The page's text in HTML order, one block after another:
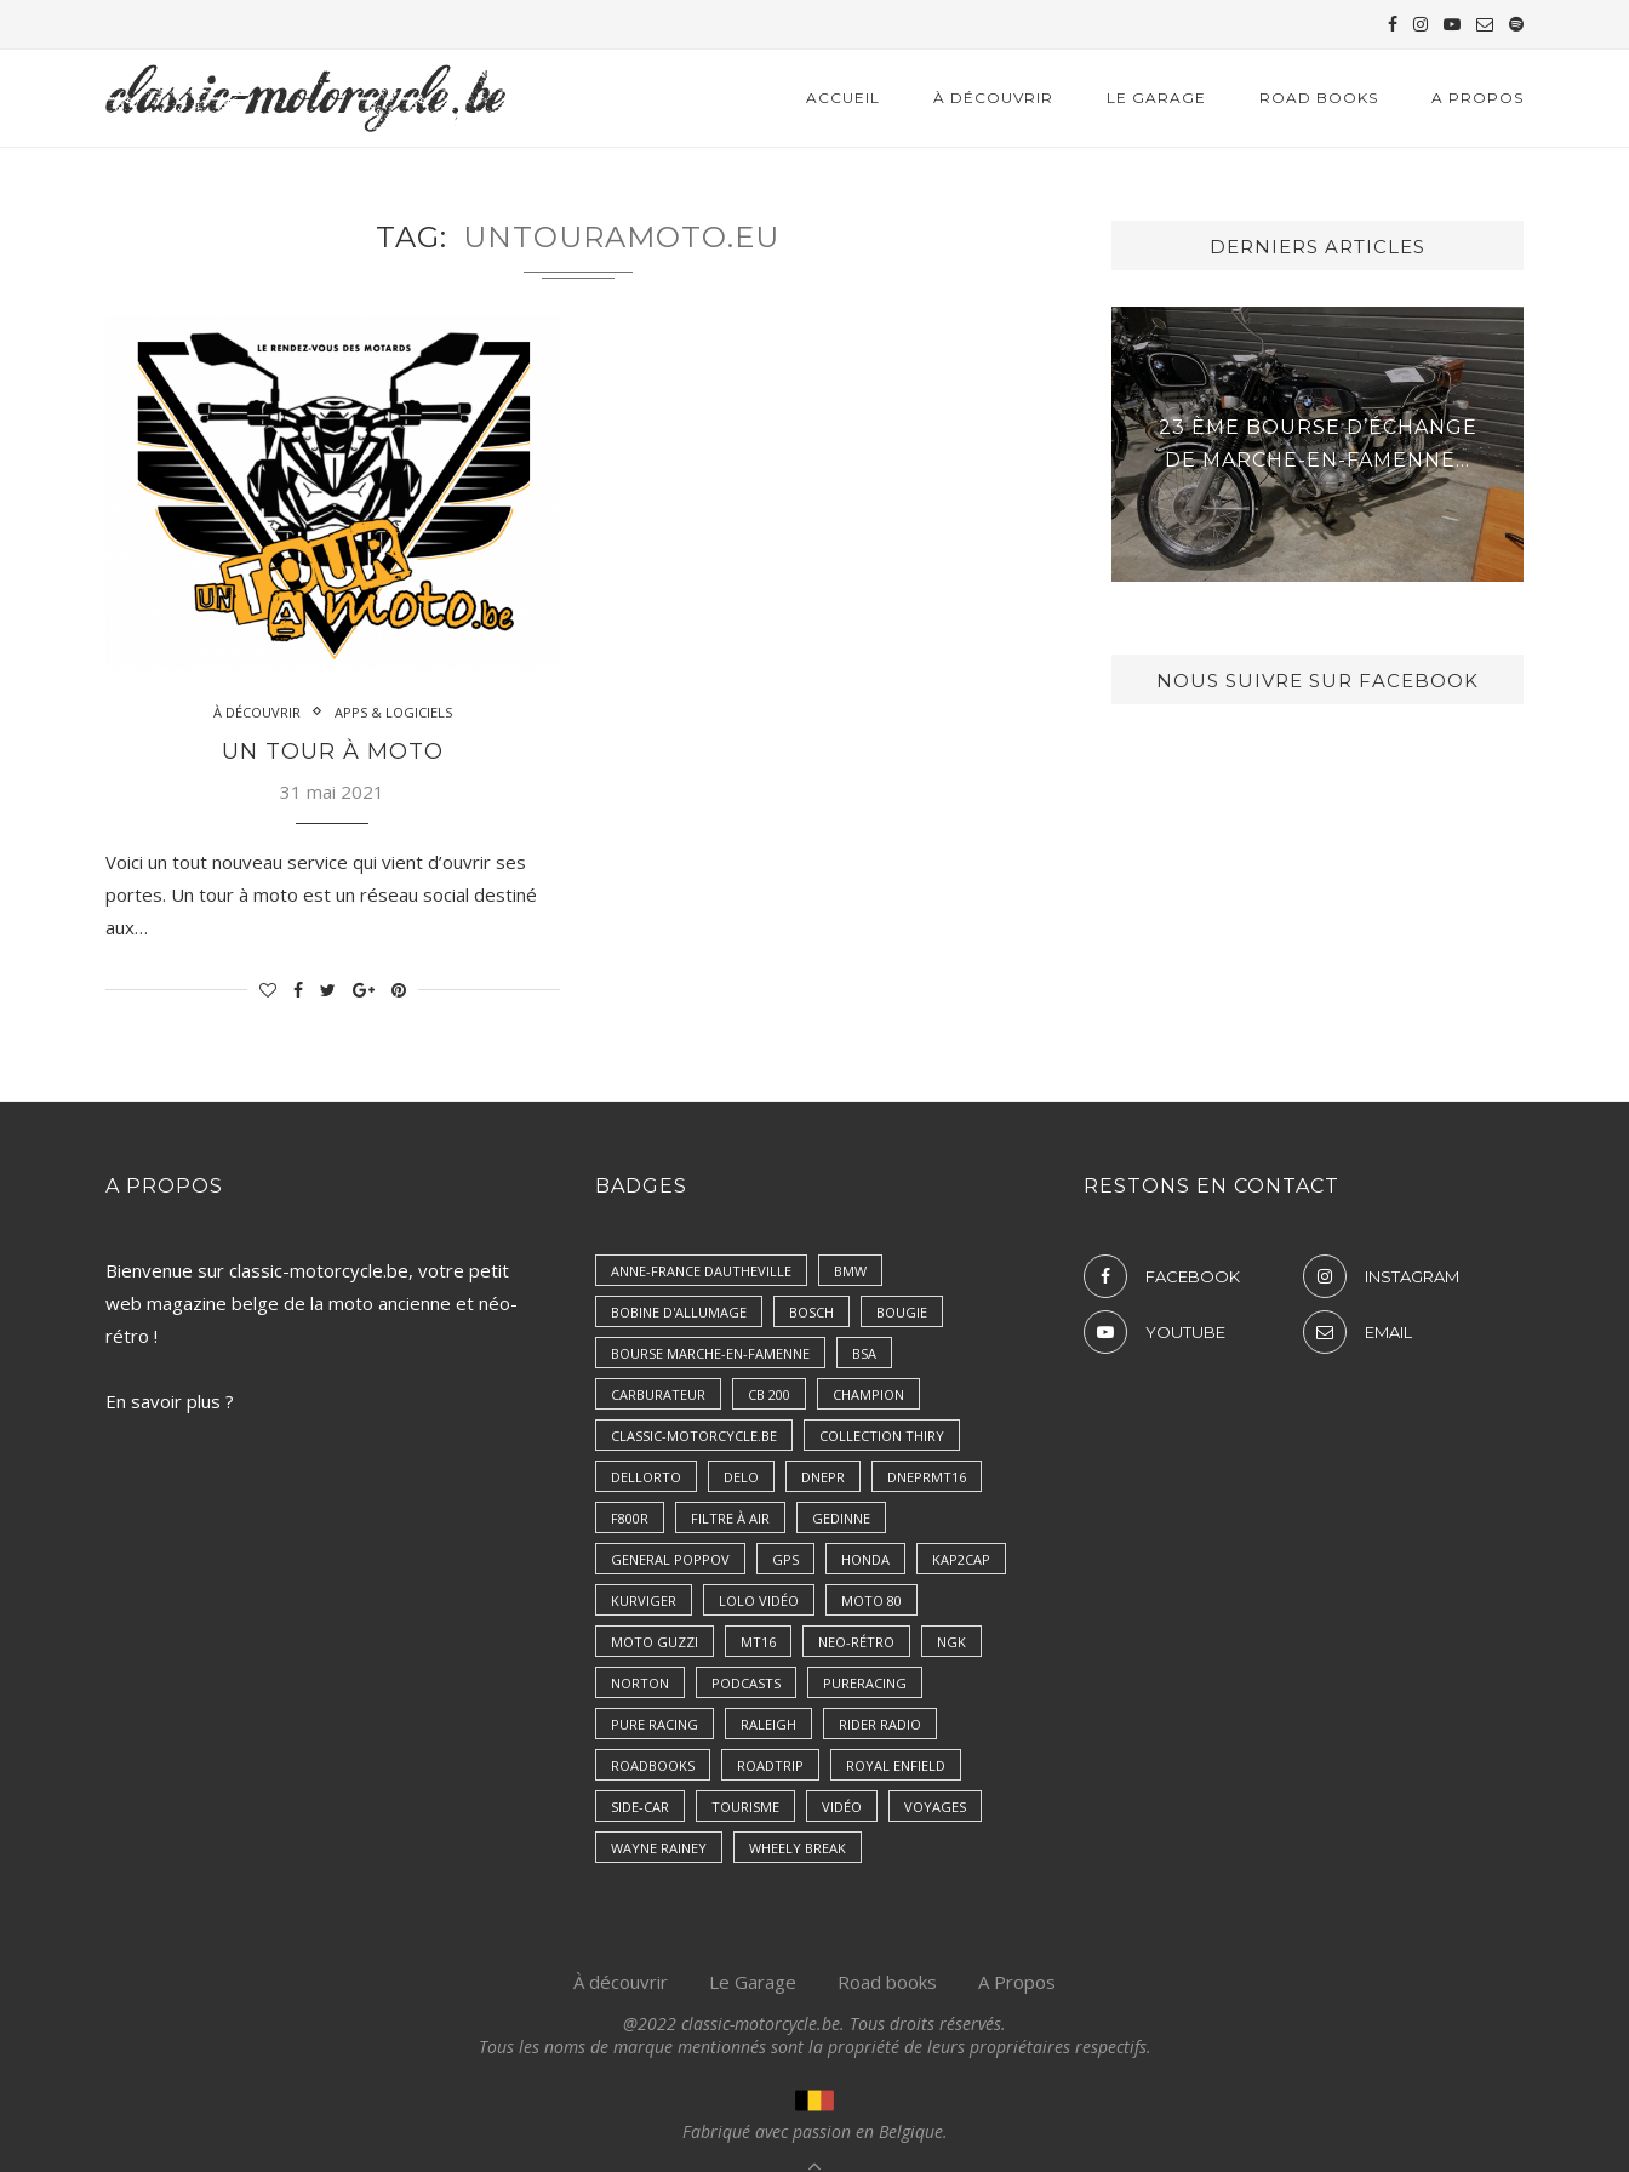
ACCUEIL À DÉCOUVRIR LE GARAGE ROAD BOOKS A PROPOS
TAG UNTOURAMOTO.EU
À DÉCOUVRIR APPS & LOGICIELS
UN TOUR À MOTO
31 mai 2021
Voici un tout nouveau service qui vient d’ouvrir ses
portes. Un tour à moto est un réseau social destiné
aux…
DERNIERS ARTICLES
23 ÈME BOURSE D’ÉCHANGE
DE MARCHE-EN-FAMENNE...
NOUS SUIVRE SUR FACEBOOK
A PROPOS
Bienvenue sur classic-motorcycle.be, votre petit
web magazine belge de la moto ancienne et néo-
rétro !
En savoir plus ?
BADGES
ANNE-FRANCE DAUTHEVILLE BMW
BOBINE D'ALLUMAGE BOSCH BOUGIE
BOURSE MARCHE-EN-FAMENNE BSA
CARBURATEUR CB 200 CHAMPION
CLASSIC-MOTORCYCLE.BE COLLECTION THIRY
DELLORTO DELO DNEPR DNEPRMT16
F800R FILTRE À AIR GEDINNE
GENERAL POPPOV GPS HONDA KAP2CAP
KURVIGER LOLO VIDÉO MOTO 80
MOTO GUZZI MT16 NEO-RÉTRO NGK
NORTON PODCASTS PURERACING
PURE RACING RALEIGH RIDER RADIO
ROADBOOKS ROADTRIP ROYAL ENFIELD
SIDE-CAR TOURISME VIDÉO VOYAGES
WAYNE RAINEY WHEELY BREAK
RESTONS EN CONTACT
FACEBOOK INSTAGRAM
YOUTUBE EMAIL
À découvrir Le Garage Road books A Propos
@2022 classic-motorcycle.be. Tous droits réservés.
Tous les noms de marque mentionnés sont la propriété de leurs propriétaires respectifs.
Fabriqué avec passion en Belgique.